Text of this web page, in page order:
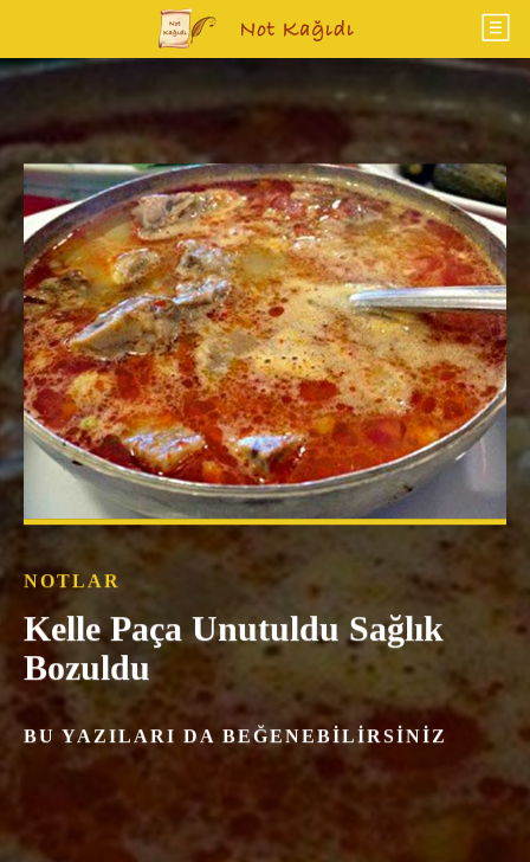
NOTLAR
Kelle Paça Unutuldu Sağlık
Bozuldu
BU YAZILARI DA BEĞENEBILIRSINIZ